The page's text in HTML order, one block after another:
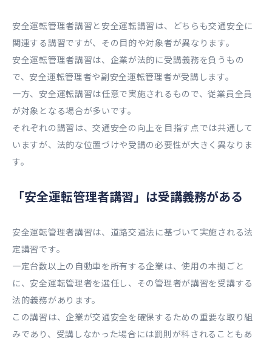
安全運転管理者講習と安全運転講習は、どちらも交通安全に
関連する講習ですが、その目的や対象者が異なります。
安全運転管理者講習は、企業が法的に受講義務を負うもの
で、安全運転管理者や副安全運転管理者が受講します。
一方、安全運転講習は任意で実施されるもので、従業員全員
が対象となる場合が多いです。
それぞれの講習は、交通安全の向上を目指す点では共通して
いますが、法的な位置づけや受講の必要性が大きく異なりま
す。
「安全運転管理者講習」は受講義務がある
安全運転管理者講習は、道路交通法に基づいて実施される法
定講習です。
一定台数以上の自動車を所有する企業は、使用の本拠ごと
に、安全運転管理者を選任し、その管理者が講習を受講する
法的義務があります。
この講習は、企業が交通安全を確保するための重要な取り組
みであり、受講しなかった場合には罰則が科されることもあ